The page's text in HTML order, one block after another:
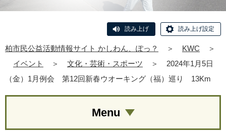
読み上げ 読み上げ設定
柏市民公益活動情報サイト かしわん、ぽっ？ ＞ KWC
＞
イベント
＞ 文化・芸術・スポーツ ＞
2024年1月5日
（金）1月例会 第12回新春ウオーキング（福）巡り 13Km
Menu